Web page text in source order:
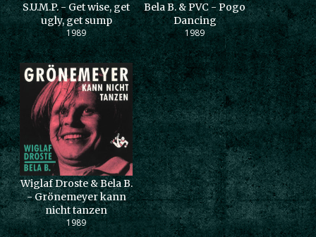
S.U.M.P. - Get wise, get
ugly, get sump
1989
Bela B. & PVC - Pogo
Dancing
1989
Wiglaf Droste & Bela B.
- Grönemeyer kann
nicht tanzen
1989